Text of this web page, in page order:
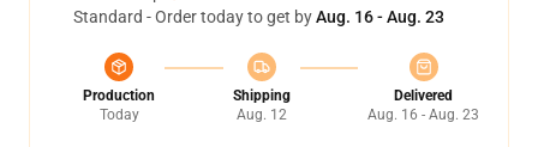
Standard - Order today to get byAug. 16 - Aug. 23
Production
Today
Shipping
Aug. 12
Delivered
Aug. 16 - Aug. 23